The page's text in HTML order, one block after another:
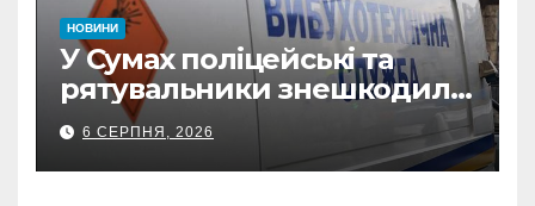
НОВИНИ
У Сумах поліцейські та
рятувальники знешкодили
500-кілограмову авіабомбу
росіян
6 СЕРПНЯ, 2026